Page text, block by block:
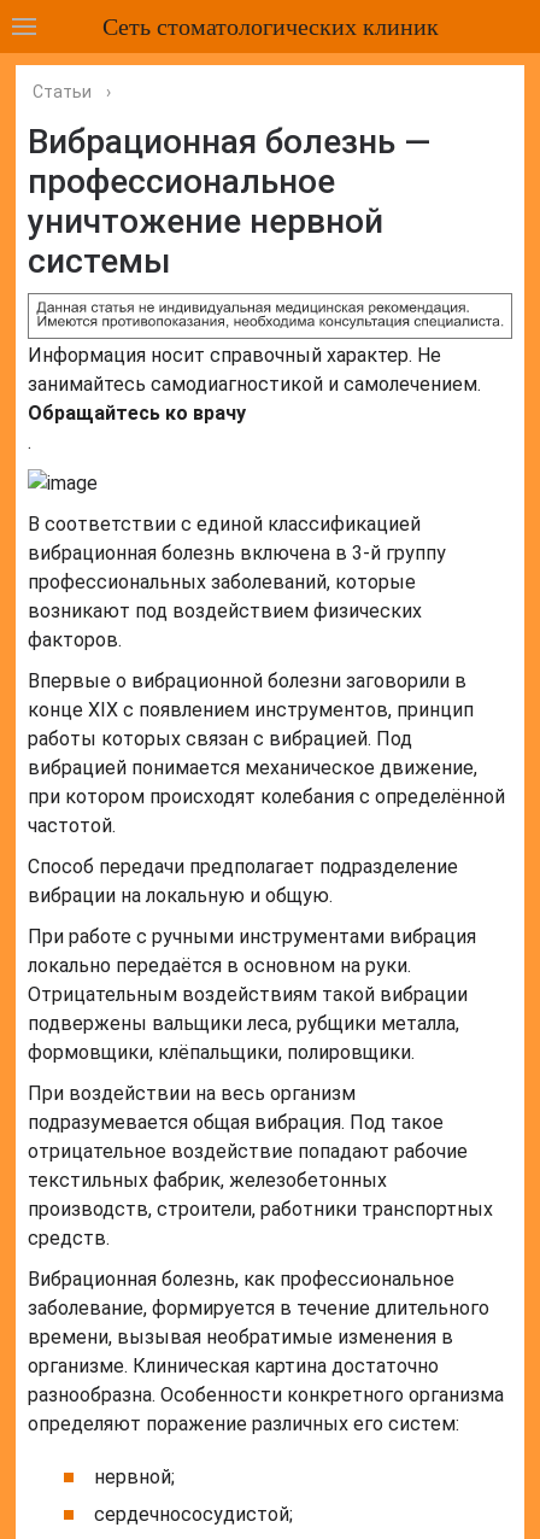
Сеть стоматологических клиник
Статьи ›
Вибрационная болезнь —
профессиональное
уничтожение нервной
системы
Информация носит справочный характер. Не
занимайтесь самодиагностикой и самолечением.
Обращайтесь ко врачу
.
В соответствии с единой классификацией
вибрационная болезнь включена в 3-й группу
профессиональных заболеваний, которые
возникают под воздействием физических
факторов.
Впервые о вибрационной болезни заговорили в
конце XIX с появлением инструментов, принцип
работы которых связан с вибрацией. Под
вибрацией понимается механическое движение,
при котором происходят колебания с определённой
частотой.
Способ передачи предполагает подразделение
вибрации на локальную и общую.
При работе с ручными инструментами вибрация
локально передаётся в основном на руки.
Отрицательным воздействиям такой вибрации
подвержены вальщики леса, рубщики металла,
формовщики, клёпальщики, полировщики.
При воздействии на весь организм
подразумевается общая вибрация. Под такое
отрицательное воздействие попадают рабочие
текстильных фабрик, железобетонных
производств, строители, работники транспортных
средств.
Вибрационная болезнь, как профессиональное
заболевание, формируется в течение длительного
времени, вызывая необратимые изменения в
организме. Клиническая картина достаточно
разнообразна. Особенности конкретного организма
определяют поражение различных его систем:
нервной;
сердечнососудистой;